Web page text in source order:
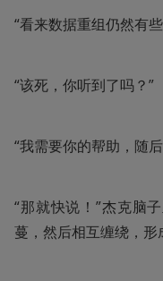
“看来数据重组仍然有
“该死，你听到了吗？”
“我需要你的帮助，随
“那就快说！”杰克脑
蔓，然后相互缠绕，形